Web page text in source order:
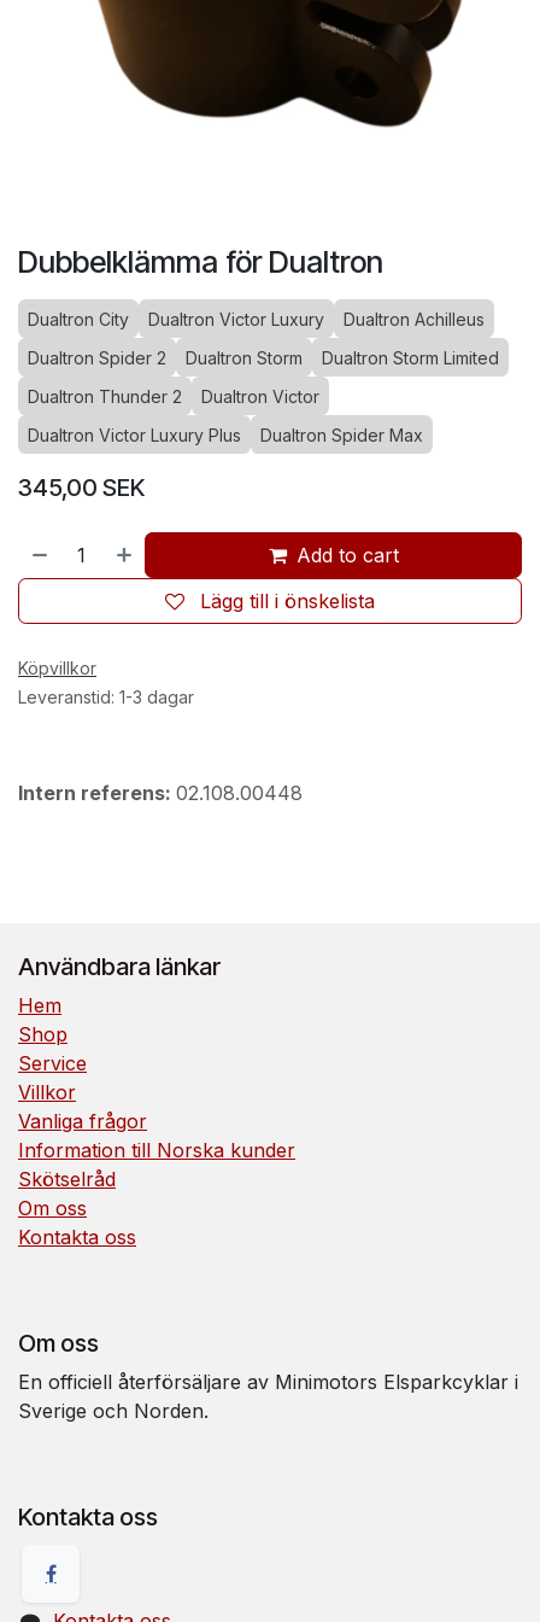
Dubbelklämma för Dualtron
Dualtron City Dualtron Victor Luxury
Dualtron Achilleus
Dualtron Spider 2
Dualtron Storm
Dualtron Storm Limited
Dualtron Thunder 2
Dualtron Victor
Dualtron Victor Luxury Plus
Dualtron Spider Max
345,00 SEK
Add to cart
Lägg till i önskelista
Köpvillkor
Leveranstid: 1-3 dagar
Intern referens: 02.108.00448
Användbara länkar
Hem
Shop
Service
Villkor
Vanliga frågor
Information till Norska kunder
Skötselråd
Om oss
Kontakta oss
Om oss
En officiell återförsäljare av Minimotors Elsparkcyklar i
Sverige och Norden.
Kontakta oss